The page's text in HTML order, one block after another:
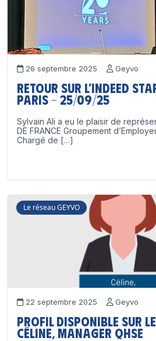
26 septembre 2025 Geyvo
Retour sur l’Indeed
Paris – 25/09/25
Sylvain Ali a eu le plaisir de
DE FRANCE Groupement
Chargé de […]
Le réseau GEYVO
22 septembre 2025 Geyvo
Profil disponible sur le
Céline, Manager QHSE